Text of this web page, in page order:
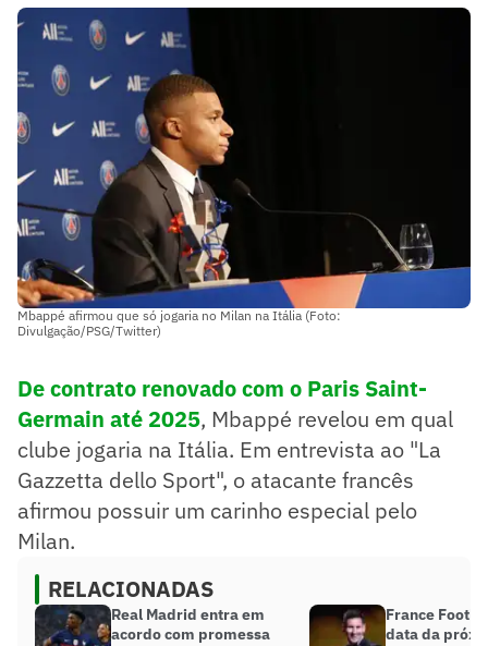
Mbappé afirmou que só jogaria no Milan na Itália (Foto:
Divulgação/PSG/Twitter)
De contrato renovado com o Paris Saint-
Germain até 2025, Mbappé revelou em qual
clube jogaria na Itália. Em entrevista ao "La
Gazzetta dello Sport", o atacante francês
afirmou possuir um carinho especial pelo
Milan.
RELACIONADAS
Real Madrid entra em
acordo com promessa
France
data da